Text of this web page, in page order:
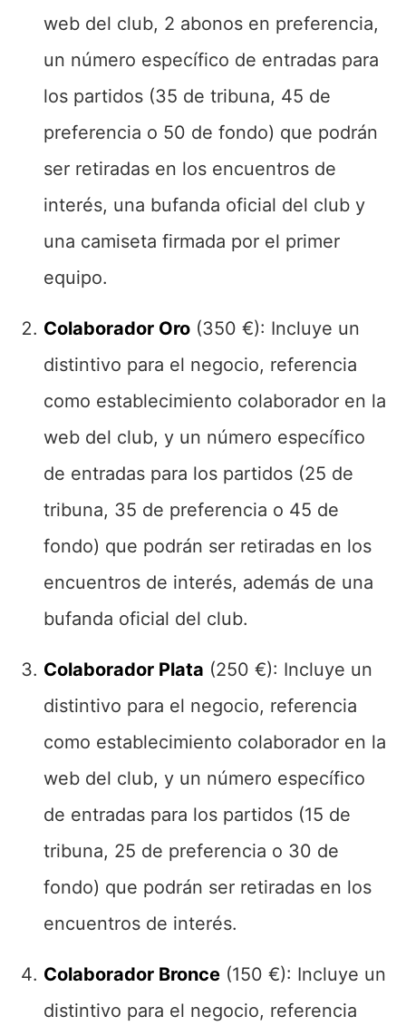
web del club, 2 abonos en preferencia,
un número específico de entradas para
los partidos (35 de tribuna, 45 de
preferencia o 50 de fondo) que podrán
ser retiradas en los encuentros de
interés, una bufanda oficial del club y
una camiseta firmada por el primer
equipo.
Colaborador Oro (350 €): Incluye un
distintivo para el negocio, referencia
como establecimiento colaborador en la
web del club, y un número específico
de entradas para los partidos (25 de
tribuna, 35 de preferencia o 45 de
fondo) que podrán ser retiradas en los
encuentros de interés, además de una
bufanda oficial del club.
Colaborador Plata (250 €): Incluye un
distintivo para el negocio, referencia
como establecimiento colaborador en la
web del club, y un número específico
de entradas para los partidos (15 de
tribuna, 25 de preferencia o 30 de
fondo) que podrán ser retiradas en los
encuentros de interés.
Colaborador Bronce (150 €): Incluye un
distintivo para el negocio, referencia